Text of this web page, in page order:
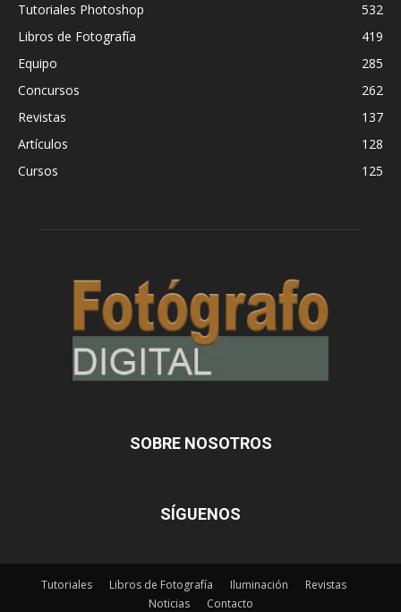
Tutoriales Photoshop
532
Libros de Fotografía
419
Equipo
285
Concursos
262
Revistas
137
Artículos
128
Cursos
125
SOBRE NOSOTROS
SÍGUENOS
Tutoriales Libros de Fotografía Iluminación
Revistas
Noticias
Contacto